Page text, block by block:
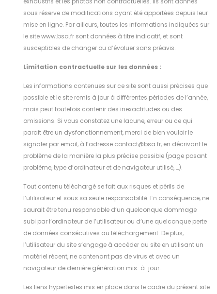
sous réserve de modifications ayant été apportées depuis leur
mise en ligne. Par ailleurs, toutes les informations indiquées sur
le site www.bsa.fr sont données à titre indicatif, et sont
susceptibles de changer ou d’évoluer sans préavis.
Limitation contractuelle sur les données :
Les informations contenues sur ce site sont aussi précises que
possible et le site remis à jour à différentes périodes de l’année,
mais peut toutefois contenir des inexactitudes ou des
omissions. Si vous constatez une lacune, erreur ou ce qui
parait être un dysfonctionnement, merci de bien vouloir le
signaler par email, à l’adresse contact@bsa.fr, en décrivant le
problème de la manière la plus précise possible (page posant
problème, type d’ordinateur et de navigateur utilisé, …).
Tout contenu téléchargé se fait aux risques et périls de
l’utilisateur et sous sa seule responsabilité. En conséquence, ne
saurait être tenu responsable d’un quelconque dommage
subi par l’ordinateur de l’utilisateur ou d’une quelconque perte
de données consécutives au téléchargement. De plus,
l’utilisateur du site s’engage à accéder au site en utilisant un
matériel récent, ne contenant pas de virus et avec un
navigateur de dernière génération mis-à-jour.
Les liens hypertextes mis en place dans le cadre du présent site